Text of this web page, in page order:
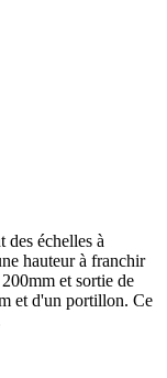
échelles à
hauteur à franchir
et sortie de
et d'un portillon. Ce